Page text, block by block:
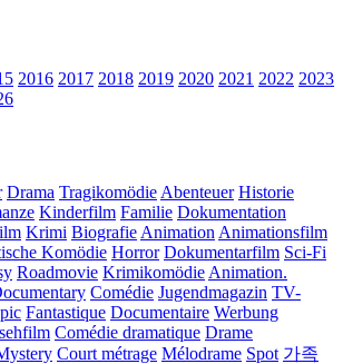
2016 2017 2018 2019 2020 2021 2022 2023
Drama Tragikomödie Abenteuer Historie
Kinderfilm Familie Dokumentation
Krimi Biografie Animation Animationsfilm
Komödie Horror Dokumentarfilm Sci-Fi
Roadmovie Krimikomödie Animation.
Comédie Jugendmagazin TV-
Fantastique Documentaire Werbung
Comédie dramatique Drame
Court métrage Mélodrame Spot 가족